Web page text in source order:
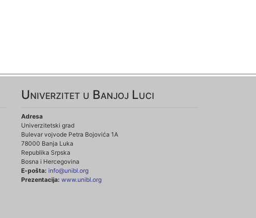
Univerzitet u Banjoj Luci
Adresa
Univerzitetski grad
Bulevar vojvode Petra Bojovića 1A
78000 Banja Luka
Republika Srpska
Bosna i Hercegovina
E-pošta: info@unibl.org
Prezentacija: www.unibl.org